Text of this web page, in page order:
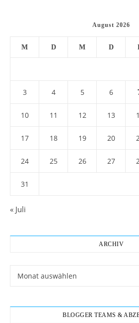
August 2026
M D M D
3 4 5 6
10 11 12 13
17 18 19 20
24 25 26 27
31
« Juli
ARCHIV
BLOGGER TEAMS &